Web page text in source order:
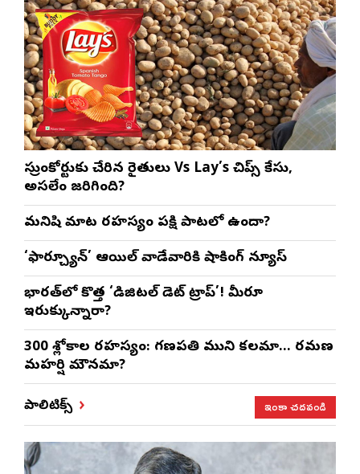
సుప్రీంకోర్టుకు చేరిన రైతులు Vs Lay’s చిప్స్‌ కేసు,
అసలేం జరిగింది?
మనిషి మాట రహస్యం పక్షి పాటలో ఉందా?
‘ఫార్చ్యూన్’ ఆయిల్ వాడేవారికి షాకింగ్ న్యూస్
భారత్‌లో కొత్త ‘డిజిటల్ డెట్ ట్రాప్’! మీరూ
ఇరుక్కున్నారా?
300 శ్లోకాల రహస్యం: గణపతి ముని కలమా… రమణ
మహర్షి మౌనమా?
పాలిటిక్స్ ఇంకా చదవండి